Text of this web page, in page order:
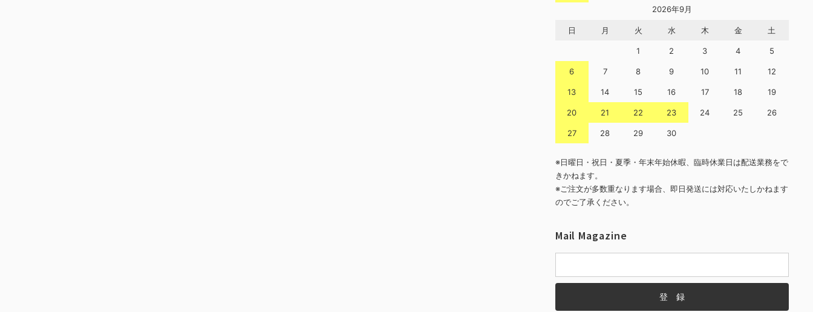
2026年9月
日 月 火 水 木 金 土
1 2 3 4 5
6 7 8 9 10 11 12
13 14 15 16 17 18 19
20 21 22 23 24 25 26
27 28 29 30
※日曜日・祝日・夏季・年末年始休暇、臨時休業日は配送業務をで
きかねます。
※ご注文が多数重なります場合、即日発送には対応いたしかねます
のでご了承ください。
Mail Magazine